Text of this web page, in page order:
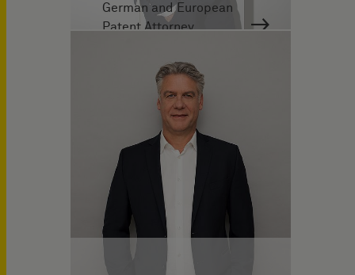
German and European
Patent Attorney